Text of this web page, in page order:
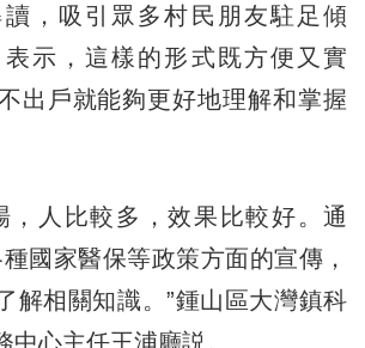
，吸引眾多村民朋友駐足傾
示，這樣的形式既方便又實
出戶就能夠更好地理解和掌握
人比較多，效果比較好。通
種國家醫保等政策方面的宣傳，
解相關知識。”鍾山區大灣鎮科
中心主任王浦廳説。